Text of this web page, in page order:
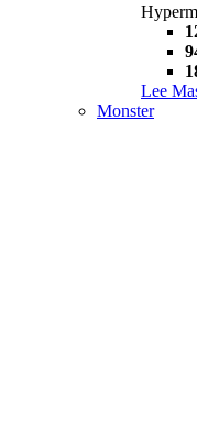
Lee
Monster